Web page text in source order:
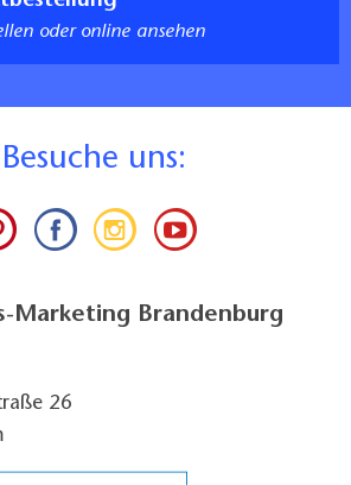
im Sitzen vorhanden
3 Stufen, vom Hof aus stufenlos
die zu den Zimmern führen: 143 cm
der Zimmertür: 94 cm
der schmalsten aller zu
Flure und Durchgänge: 94 cm
vor dem Sanitärraum im
oder online ansehen
Besuche uns:
Marketing Brandenburg
26